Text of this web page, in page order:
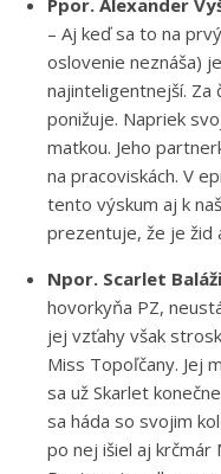
– Aj keď sa to na
oslovenie neznáša)
najinteligentnejší. Za
ponižuje. Napriek
matkou. Jeho
na pracoviskách. V
tento výskum aj k
prezentuje, že je žid
Npor. Scarlet
hovorkyňa PZ,
jej vzťahy však
Miss Topoľčany. Jej
sa už Skarlet
sa háda so svojim
po nej išiel aj krčmár